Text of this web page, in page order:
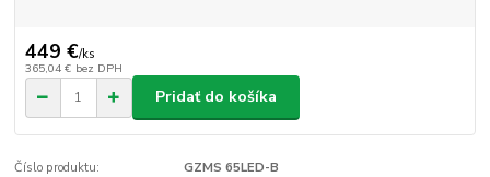
449 €/ks
365,04 € bez DPH
Pridať do košíka
Číslo produktu: GZMS 65LED-B